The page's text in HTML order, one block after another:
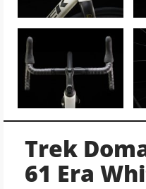
Trek
61 Era